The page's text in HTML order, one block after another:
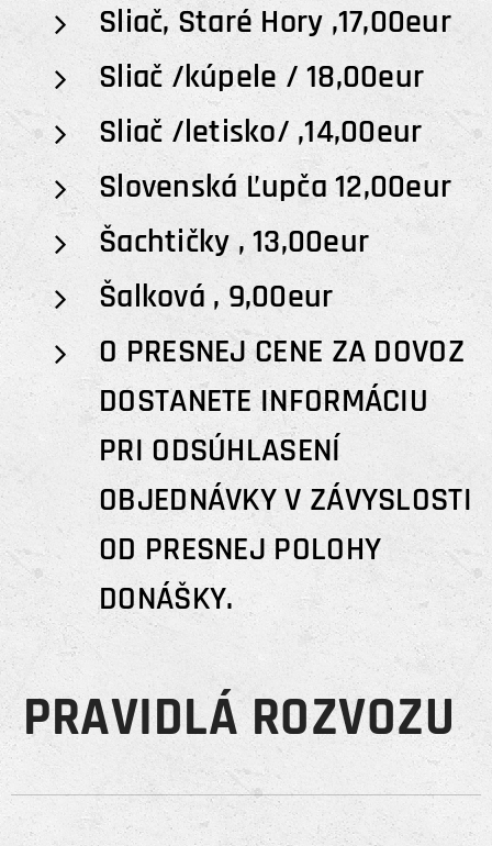
Sliač, Staré Hory ,17,00eur
Sliač /kúpele / 18,00eur
Sliač /letisko/ ,14,00eur
Slovenská Ľupča 12,00eur
Šachtičky , 13,00eur
Šalková , 9,00eur
O PRESNEJ CENE ZA DOVOZ
DOSTANETE INFORMÁCIU
PRI ODSÚHLASENÍ
OBJEDNÁVKY V ZÁVYSLOSTI
OD PRESNEJ POLOHY
DONÁŠKY.
PRAVIDLÁ ROZVOZU